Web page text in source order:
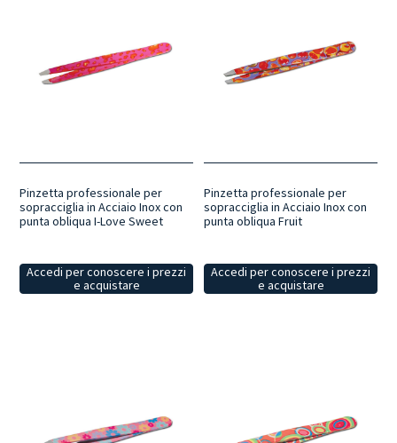
Pinzetta professionale per
sopracciglia in Acciaio Inox con
punta obliqua I-Love Sweet
Accedi per conoscere i prezzi
e acquistare
Pinzetta professionale per
sopracciglia in Acciaio Inox con
punta obliqua Fruit
Accedi per conoscere i prezzi
e acquistare